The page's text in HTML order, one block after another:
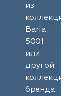
из
Baria
5001
или
другой
коллекции
бренда.